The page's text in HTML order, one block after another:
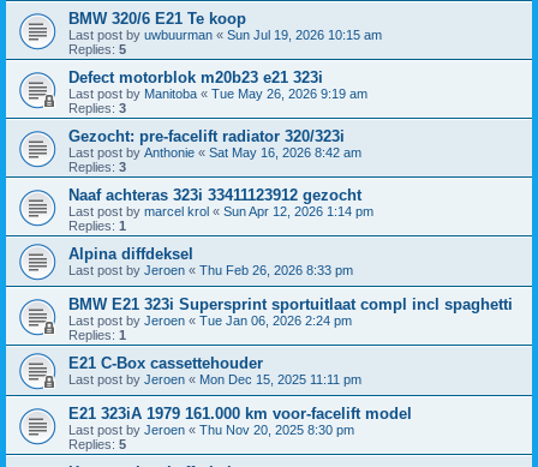
BMW 320/6 E21 Te koop
Last post by uwbuurman « Sun Jul 19, 2026 10:15 am
Replies: 5
Defect motorblok m20b23 e21 323i
Last post by Manitoba « Tue May 26, 2026 9:19 am
Replies: 3
Gezocht: pre-facelift radiator 320/323i
Last post by Anthonie « Sat May 16, 2026 8:42 am
Replies: 3
Naaf achteras 323i 33411123912 gezocht
Last post by marcel krol « Sun Apr 12, 2026 1:14 pm
Replies: 1
Alpina diffdeksel
Last post by Jeroen « Thu Feb 26, 2026 8:33 pm
BMW E21 323i Supersprint sportuitlaat compl incl spaghetti
Last post by Jeroen « Tue Jan 06, 2026 2:24 pm
Replies: 1
E21 C-Box cassettehouder
Last post by Jeroen « Mon Dec 15, 2025 11:11 pm
E21 323iA 1979 161.000 km voor-facelift model
Last post by Jeroen « Thu Nov 20, 2025 8:30 pm
Replies: 5